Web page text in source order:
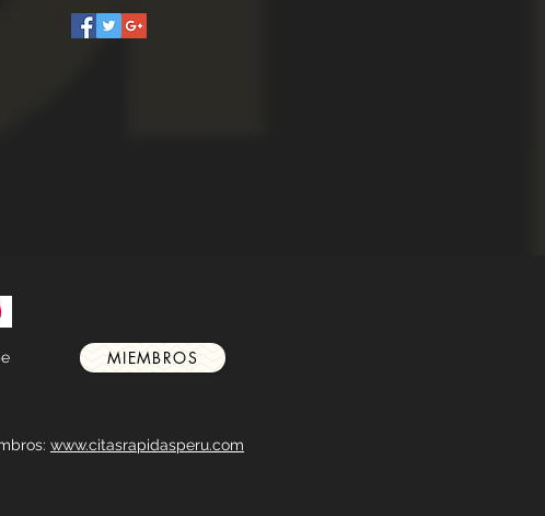
MIEMBROS
www.citasrapidasperu.com